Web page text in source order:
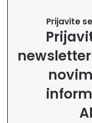
Prijavite